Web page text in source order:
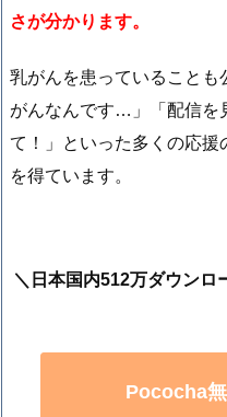
さが分かります。
乳がんを患っていることも
がんなんです…」「配信を
て！」といった多くの応
を得ています。
＼日本国内512万ダウンロ
Pococha